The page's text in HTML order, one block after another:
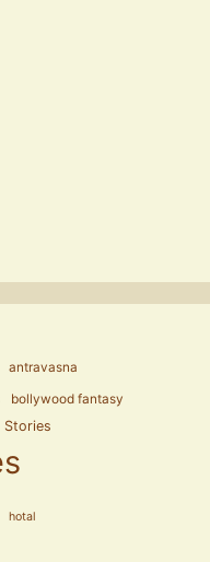
antravasna
bollywood fantasy
Stories
hotal